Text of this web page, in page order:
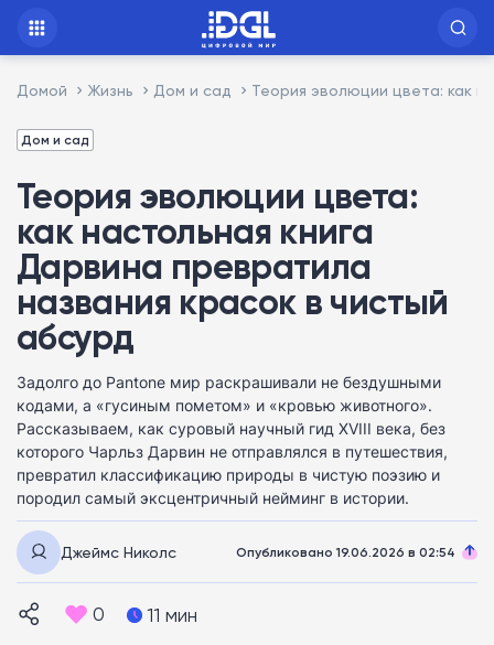
Домой Жизнь Дом и сад Теория эволюции цвета: как
Дом и сад
Теория эволюции цвета:
как настольная книга
Дарвина превратила
названия красок в чистый
абсурд
Задолго до Pantone мир раскрашивали не бездушными
кодами, а «гусиным пометом» и «кровью животного».
Рассказываем, как суровый научный гид XVIII века, без
которого Чарльз Дарвин не отправлялся в путешествия,
превратил классификацию природы в чистую поэзию и
породил самый эксцентричный нейминг в истории.
Джеймс Николс Опубликовано 19.06.2026 в 02:54
0 11 мин